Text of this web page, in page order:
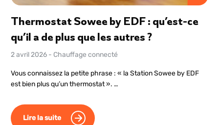
Thermostat Sowee by EDF : qu’est-ce
qu’il a de plus que les autres ?
2 avril 2026 - Chauffage connecté
Vous connaissez la petite phrase : « la Station Sowee by EDF
est bien plus qu’un thermostat ». …
Lire la suite